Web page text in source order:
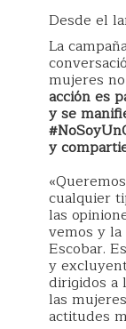
Desde el
La
mujeres
acción es
y se
y
cualquier
las
vemos y la
Escobar.
y
dirigidos a
las
actitudes